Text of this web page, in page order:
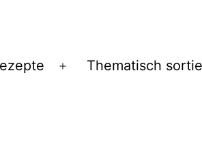
Menü
Thematisch